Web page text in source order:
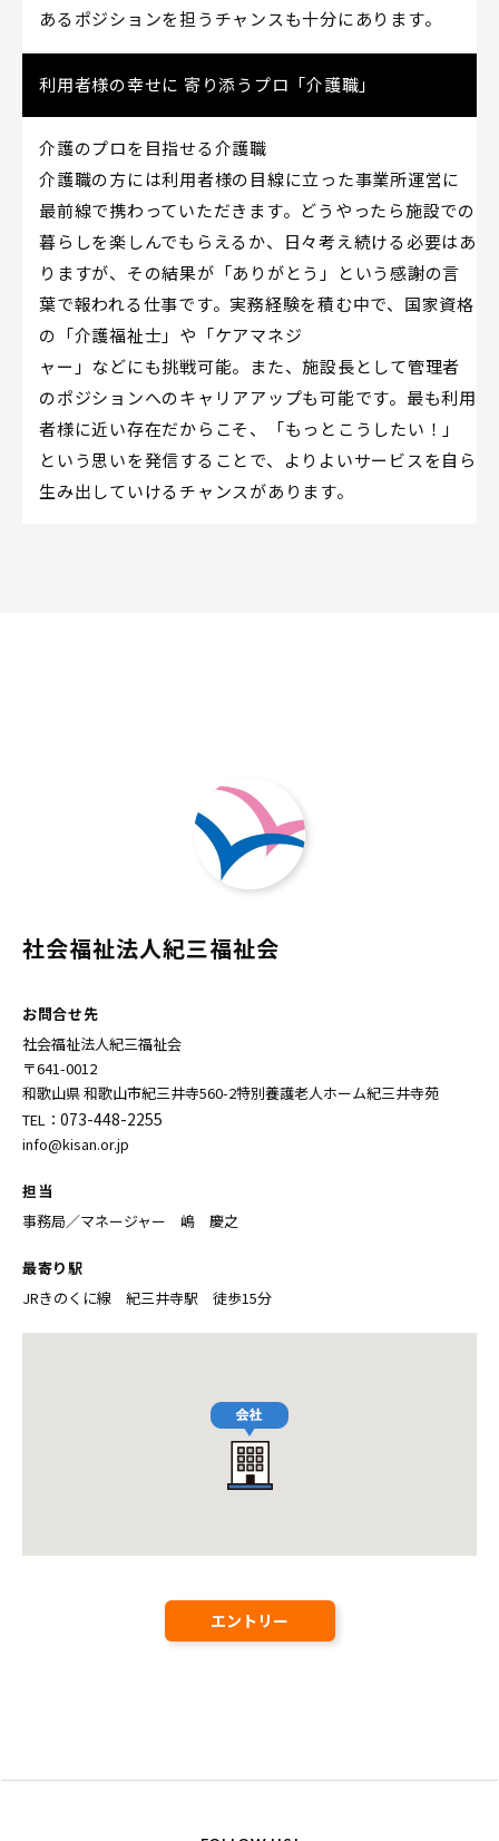
あるポジションを担うチャンスも十分にあります。
利用者様の幸せに 寄り添うプロ「介護職」
介護のプロを目指せる介護職
介護職の方には利用者様の目線に立った事業所運営に
最前線で携わっていただきます。どうやったら施設での
暮らしを楽しんでもらえるか、日々考え続ける必要はあ
りますが、その結果が「ありがとう」という感謝の言
葉で報われる仕事です。実務経験を積む中で、国家資格
の「介護福祉士」や「ケアマネジ
ャー」などにも挑戦可能。また、施設長として管理者
のポジションへのキャリアアップも可能です。最も利用
者様に近い存在だからこそ、「もっとこうしたい！」
という思いを発信することで、よりよいサービスを自ら
生み出していけるチャンスがあります。
社会福祉法人紀三福祉会
お問合せ先
社会福祉法人紀三福祉会
〒641-0012
和歌山県 和歌山市紀三井寺560-2特別養護老人ホーム紀三井寺苑
TEL： 073-448-2255
info@kisan.or.jp
担当
事務局／マネージャー 嶋 慶之
最寄り駅
JRきのくに線 紀三井寺駅 徒歩15分
エントリー